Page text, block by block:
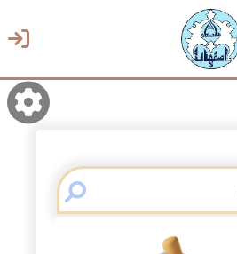
انتخاب زبان